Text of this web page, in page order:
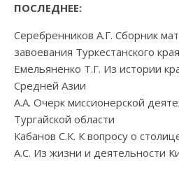
ПОСЛЕДНЕЕ:
Серебренников А.Г. Сборник
завоевания Туркестанского
Емельяненко Т.Г. Из истории
Средней Азии
А.А. Очерк миссионерской
Тургайской области
Кабанов С.К. К вопросу о
А.С. Из жизни и деятельности